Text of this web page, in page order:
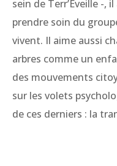
sein de Terr’Eveille -,
prendre soin du
vivent. Il aime aussi
arbres comme un
des mouvements
sur les volets
de ces derniers : la